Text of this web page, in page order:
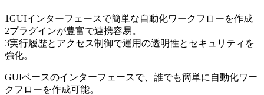
1GUIインターフェースで簡単な自動化ワークフローを作成
2プラグインが豊富で連携容易。
3実行履歴とアクセス制御で運用の透明性とセキュリティを
強化。
GUIベースのインターフェースで、誰でも簡単に自動化ワー
クフローを作成可能。